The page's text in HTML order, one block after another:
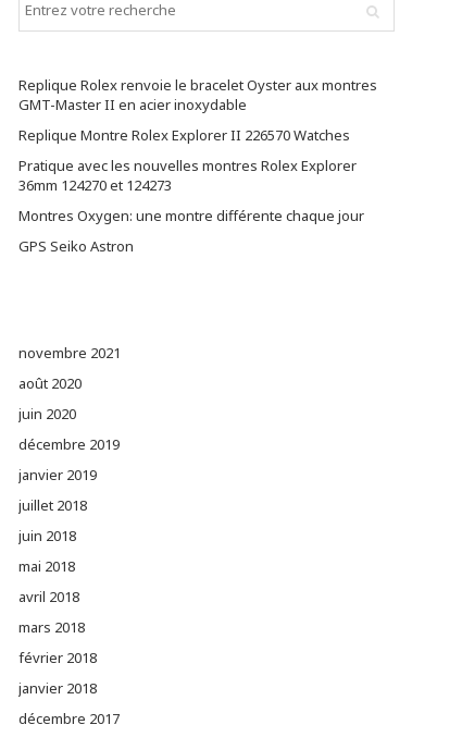
Replique Rolex renvoie le bracelet Oyster aux montres
GMT-Master II en acier inoxydable
Replique Montre Rolex Explorer II 226570 Watches
Pratique avec les nouvelles montres Rolex Explorer
36mm 124270 et 124273
Montres Oxygen: une montre différente chaque jour
GPS Seiko Astron
novembre 2021
août 2020
juin 2020
décembre 2019
janvier 2019
juillet 2018
juin 2018
mai 2018
avril 2018
mars 2018
février 2018
janvier 2018
décembre 2017